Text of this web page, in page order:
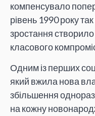
компенсувало
рівень 1990 року
зростання
класового
Одним із перших
який вжила нова
збільшення
на кожну